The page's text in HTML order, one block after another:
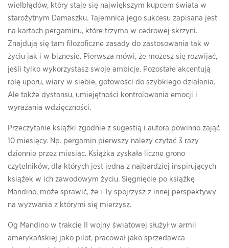
wielbłądów, który staje się największym kupcem świata w
starożytnym Damaszku. Tajemnica jego sukcesu zapisana jest
na kartach pergaminu, które trzyma w cedrowej skrzyni.
Znajdują się tam filozoficzne zasady do zastosowania tak w
życiu jak i w biznesie. Pierwsza mówi, że możesz się rozwijać,
jeśli tylko wykorzystasz swoje ambicje. Pozostałe akcentują
rolę uporu, wiary w siebie, gotowości do szybkiego działania.
Ale także dystansu, umiejętności kontrolowania emocji i
wyrażania wdzięczności.
Przeczytanie książki zgodnie z sugestią i autora powinno zająć
10 miesięcy. Np. pergamin pierwszy należy czytać 3 razy
dziennie przez miesiąc. Książka zyskała liczne grono
czytelników, dla których jest jedną z najbardziej inspirujących
książek w ich zawodowym życiu. Sięgnięcie po książkę
Mandino, może sprawić, że i Ty spojrzysz z innej perspektywy
na wyzwania z którymi się mierzysz.
Og Mandino w trakcie II wojny światowej służył w armii
amerykańskiej jako pilot, pracował jako sprzedawca